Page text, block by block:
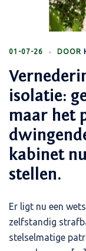
01-07-26 DOOR
isolatie:
maar het
kabinet
stellen.
Er ligt nu een
zelfstandig
stelselmatige